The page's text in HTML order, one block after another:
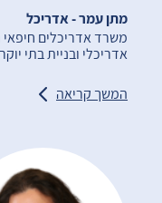
מתן עמר - אדריכל
משרד אדריכלים חיפאי
אדריכלי ובניית בתי
המשך קריאה